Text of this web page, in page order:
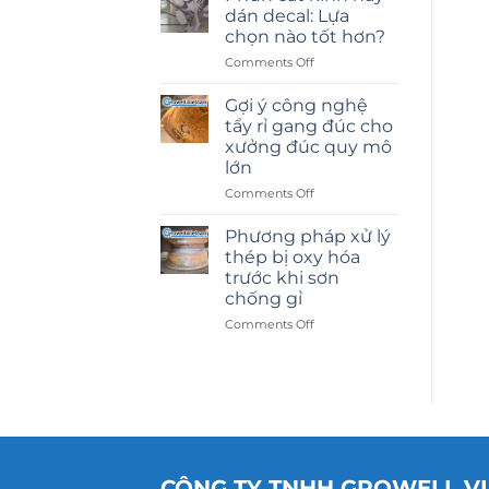
dán decal: Lựa
chọn nào tốt hơn?
Comments Offon
cát
kính
hay
dán
Lựa
nào
tốt
hơn?
Gợi ý công nghệ
tẩy rỉ gang đúc cho
xưởng đúc quy mô
lớn
Comments Offon
ý
công
nghệ
tẩy
gang
mô
Phương pháp xử lý
thép bị oxy hóa
trước khi sơn
chống gỉ
Comments Offon
bị